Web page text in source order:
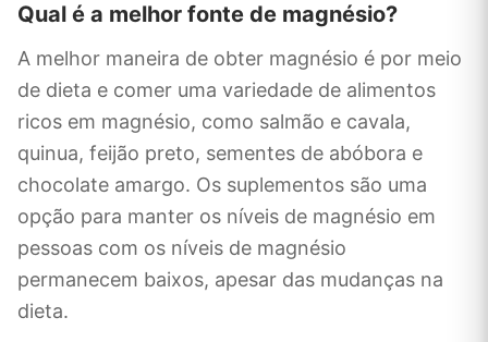
Qual é a melhor fonte de magnésio?
A melhor maneira de obter magnésio é por meio
de dieta e comer uma variedade de alimentos
ricos em magnésio, como salmão e cavala,
quinua, feijão preto, sementes de abóbora e
chocolate amargo. Os suplementos são uma
opção para manter os níveis de magnésio em
pessoas com os níveis de magnésio
permanecem baixos, apesar das mudanças na
dieta.